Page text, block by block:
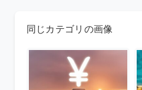
同じカテゴリの画像